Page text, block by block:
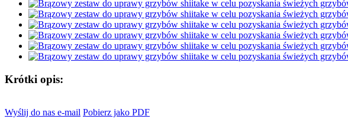
Krótki opis:
Wyślij do nas e-mail Pobierz jako PDF